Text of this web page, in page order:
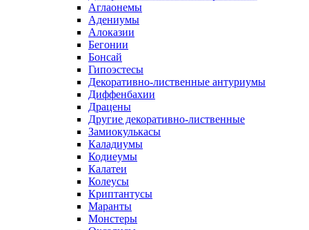
Аглаонемы
Адениумы
Алоказии
Бегонии
Бонсай
Гипоэстесы
Декоративно-лиственные антуриумы
Диффенбахии
Драцены
Другие декоративно-лиственные
Замиокулькасы
Каладиумы
Кодиеумы
Калатеи
Колеусы
Криптантусы
Маранты
Монстеры